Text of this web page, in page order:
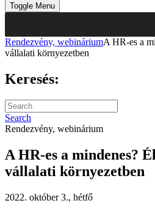
Toggle Menu
Rendezvény, webináriumA HR-es a
vállalati környezetben
Keresés:
Search
Rendezvény, webinárium
A HR-es a mindenes?
vállalati környezetben
2022. október 3., hétfő